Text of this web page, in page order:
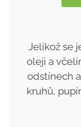
Jelikož se
oleji a
odstínech
kruhů,